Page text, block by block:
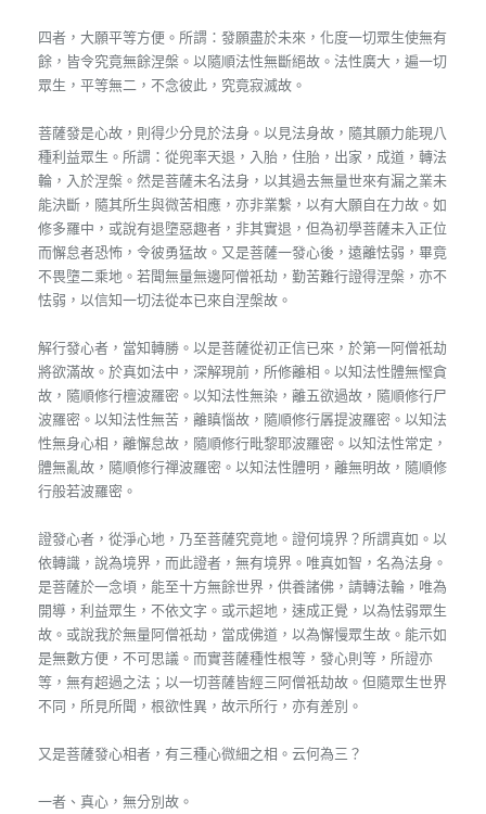
四者，大願平等方便。所謂：發願盡於未來，化度一切眾生使無有
餘，皆令究竟無餘涅槃。以隨順法性無斷絕故。法性廣大，遍一切
眾生，平等無二，不念彼此，究竟寂滅故。
菩薩發是心故，則得少分見於法身。以見法身故，隨其願力能現八
種利益眾生。所謂：從兜率天退，入胎，住胎，出家，成道，轉法
輪，入於涅槃。然是菩薩未名法身，以其過去無量世來有漏之業未
能決斷，隨其所生與微苦相應，亦非業繫，以有大願自在力故。如
修多羅中，或說有退墮惡趣者，非其實退，但為初學菩薩未入正位
而懈怠者恐怖，令彼勇猛故。又是菩薩一發心後，遠離怯弱，畢竟
不畏墮二乘地。若聞無量無邊阿僧祇劫，勤苦難行證得涅槃，亦不
怯弱，以信知一切法從本已來自涅槃故。
解行發心者，當知轉勝。以是菩薩從初正信已來，於第一阿僧祇劫
將欲滿故。於真如法中，深解現前，所修離相。以知法性體無慳貪
故，隨順修行檀波羅密。以知法性無染，離五欲過故，隨順修行尸
波羅密。以知法性無苦，離瞋惱故，隨順修行羼提波羅密。以知法
性無身心相，離懈怠故，隨順修行毗黎耶波羅密。以知法性常定，
體無亂故，隨順修行禪波羅密。以知法性體明，離無明故，隨順修
行般若波羅密。
證發心者，從淨心地，乃至菩薩究竟地。證何境界？所謂真如。以
依轉識，說為境界，而此證者，無有境界。唯真如智，名為法身。
是菩薩於一念頃，能至十方無餘世界，供養諸佛，請轉法輪，唯為
開導，利益眾生，不依文字。或示超地，速成正覺，以為怯弱眾生
故。或說我於無量阿僧祇劫，當成佛道，以為懈慢眾生故。能示如
是無數方便，不可思議。而實菩薩種性根等，發心則等，所證亦
等，無有超過之法；以一切菩薩皆經三阿僧祇劫故。但隨眾生世界
不同，所見所聞，根欲性異，故示所行，亦有差別。
又是菩薩發心相者，有三種心微細之相。云何為三？
一者、真心，無分別故。